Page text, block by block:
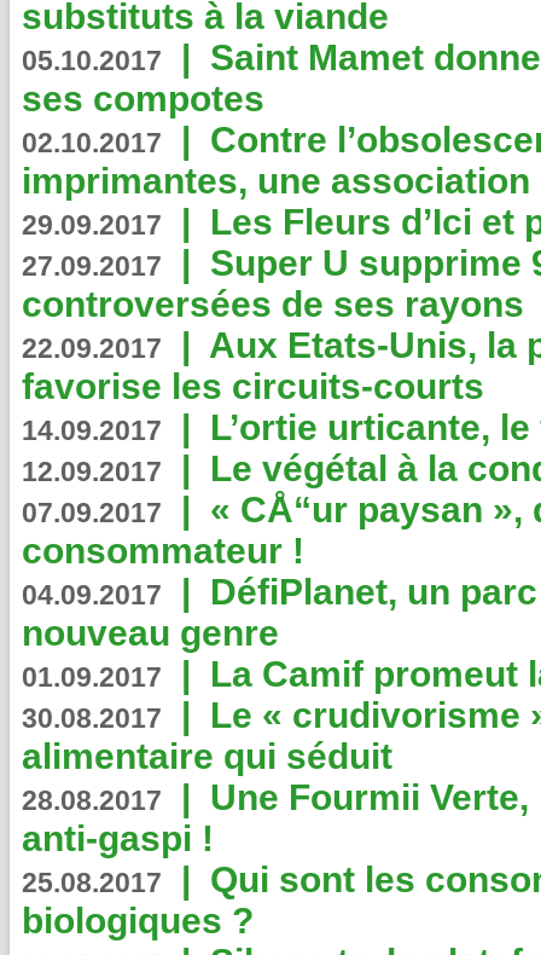
substituts à la viande
05.10.2017 | Saint Mamet
ses compotes
02.10.2017 | Contre
imprimantes, une
29.09.2017 | Les Fleurs d’Ici et
27.09.2017 | Super U supprime
controversées de ses rayons
22.09.2017 | Aux Etats-Unis, la
favorise les circuits-courts
14.09.2017 | L’ortie urticante,
12.09.2017 | Le végétal à la
07.09.2017 | « CÅ“ur paysan
consommateur !
04.09.2017 | DéfiPlanet, un
nouveau genre
01.09.2017 | La Camif promeut
30.08.2017 | Le « crudivorisme
alimentaire qui séduit
28.08.2017 | Une Fourmii
anti-gaspi !
25.08.2017 | Qui sont les
biologiques ?